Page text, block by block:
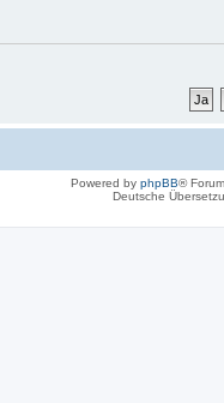
Powered by phpBB®
Deutsche